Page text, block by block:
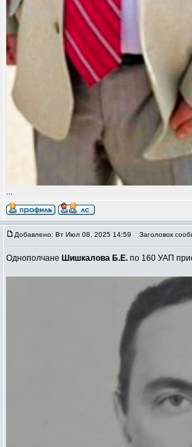
...
Добавлено: Вт Июл 08, 2025 14:59 Заголовок
Однополчане Шишкалова Б.Е. по 160 УАП